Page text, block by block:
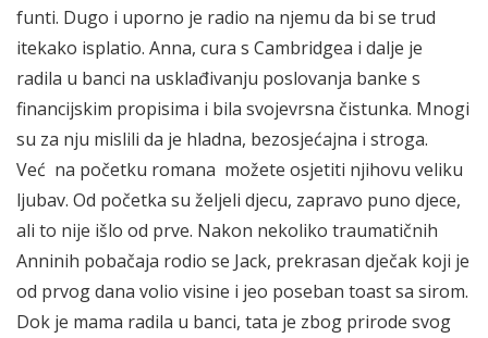
funti. Dugo i uporno je radio na njemu da bi se trud
itekako isplatio. Anna, cura s Cambridgea i dalje je
radila u banci na usklađivanju poslovanja banke s
financijskim propisima i bila svojevrsna čistunka. Mnogi
su za nju mislili da je hladna, bezosjećajna i stroga.
Već na početku romana možete osjetiti njihovu veliku
ljubav. Od početka su željeli djecu, zapravo puno djece,
ali to nije išlo od prve. Nakon nekoliko traumatičnih
Anninih pobačaja rodio se Jack, prekrasan dječak koji je
od prvog dana volio visine i jeo poseban toast sa sirom.
Dok je mama radila u banci, tata je zbog prirode svog